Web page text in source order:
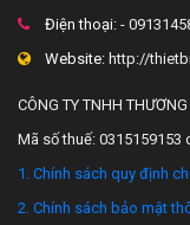
Điện thoại: -
Website: http://
CÔNG TY TNHH
Mã số thuế: 0315159153
1. Chính sách quy định
2. Chính sách bảo mật